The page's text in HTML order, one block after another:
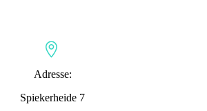


Adresse:
Spiekerheide 7